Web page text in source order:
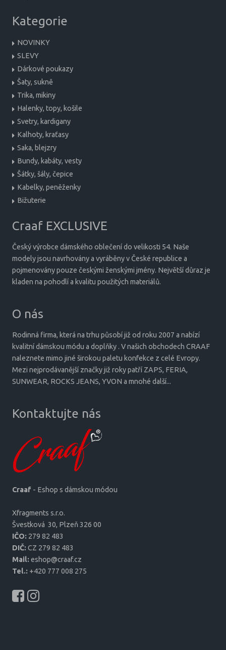
Kategorie
NOVINKY
SLEVY
Dárkové poukazy
Šaty, sukně
Trika, mikiny
Halenky, topy, košile
Svetry, kardigany
Kalhoty, kraťasy
Saka, blejzry
Bundy, kabáty, vesty
Šátky, šály, čepice
Kabelky, peněženky
Bižuterie
Craaf EXCLUSIVE
Český výrobce dámského oblečení do velikosti 54. Naše
modely jsou navrhovány a vyráběny v České republice a
pojmenovány pouze českými ženskými jmény. Největší důraz je
kladen na pohodlí a kvalitu použitých materiálů.
O nás
Rodinná firma, která na trhu působí již od roku 2007 a nabízí
kvalitní dámskou módu a doplňky . V našich obchodech CRAAF
naleznete mimo jiné širokou paletu konfekce z celé Evropy.
Mezi nejprodávanější značky již roky patří ZAPS, FERIA,
SUNWEAR, ROCKS JEANS, YVON a mnohé další...
Kontaktujte nás
Craaf - Eshop s dámskou módou
Xfragments s.r.o.
Šves­tková 30, Plzeň 326 00
IČO: 279 82 483
DIČ: CZ 279 82 483
Mail: eshop@craaf.cz
Tel.: +420 777 008 275